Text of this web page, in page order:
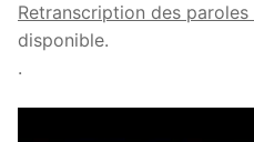
Retranscription des
disponible.
.